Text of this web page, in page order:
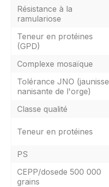
Résistance à la
ramulariose
Teneur en protéines
(GPD)
Complexe mosaïque
Tolérance JNO (jaunisse
nanisante de l'orge)
Classe qualité
Teneur en protéines
PS
CEPP/dosede 500 000
grains